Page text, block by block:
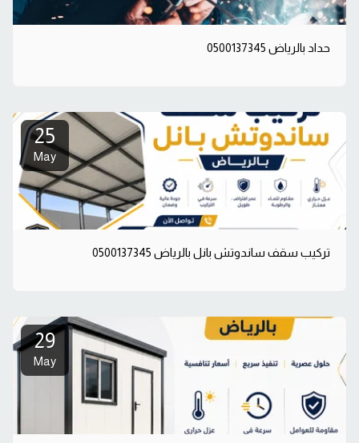
حداد بالرياض 0500137345
25
May
تركيب سقف ساندوتش بانل بالرياض 0500137345
29
May